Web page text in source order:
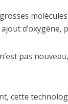
d’oxygène,
pas
cette